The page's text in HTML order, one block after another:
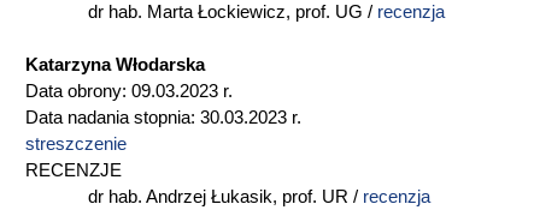
dr hab. Marta Łockiewicz, prof. UG / recenzja
Katarzyna Włodarska
Data obrony: 09.03.2023 r.
Data nadania stopnia: 30.03.2023 r.
streszczenie
RECENZJE
dr hab. Andrzej Łukasik, prof. UR / recenzja